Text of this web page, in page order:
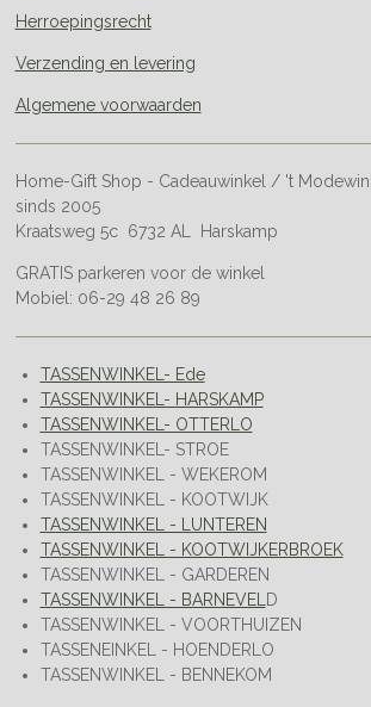
Herroepingsrecht
Verzending en levering
Algemene voorwaarden
Home-Gift Shop - Cadeauwinkel / 't
sinds 2005
Kraatsweg 5c 6732 AL Harskamp
GRATIS parkeren voor de winkel
Mobiel: 06-29 48 26 89
TASSENWINKEL- Ede
TASSENWINKEL- HARSKAMP
TASSENWINKEL- OTTERLO
TASSENWINKEL- STROE
TASSENWINKEL - WEKEROM
TASSENWINKEL - KOOTWIJK
TASSENWINKEL - LUNTEREN
TASSENWINKEL - KOOTWIJKERBROEK
TASSENWINKEL - GARDEREN
TASSENWINKEL - BARNEVELD
TASSENWINKEL - VOORTHUIZEN
TASSENEINKEL - HOENDERLO
TASSENWINKEL - BENNEKOM